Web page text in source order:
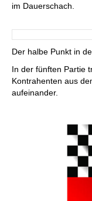
im Dauerschach.
Der halbe Punkt in
In der fünften Partie
Kontrahenten aus
aufeinander.